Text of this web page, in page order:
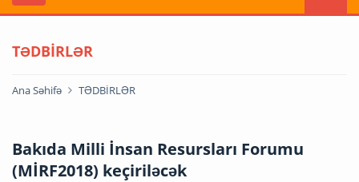
TƏDBİRLƏR
Ana Səhifə TƏDBİRLƏR
Bakıda Milli İnsan Resursları Forumu
(MİRF2018) keçiriləcək